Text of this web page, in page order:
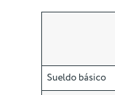
Sueldo básico